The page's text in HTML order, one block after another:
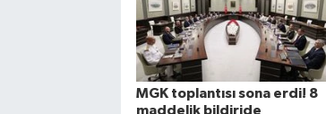
MGK toplantısı sona erdi! 8
maddelik bildiride